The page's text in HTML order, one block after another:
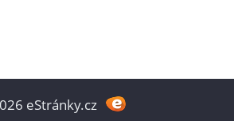
eStránky.cz